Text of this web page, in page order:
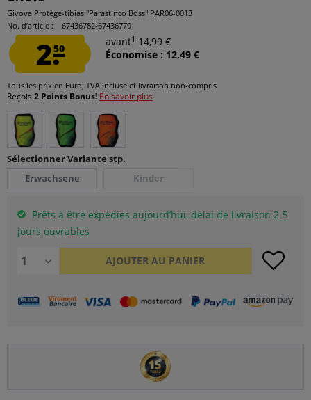
Givova Protège-tibias "Parastinco Boss" PAR06-0013
No. d’article :
67436782-67436779
2.50
avant1 14,99 €
Économise : 12,49 €
Tous les prix en Euro, TVA incluse et livraison non-compris
Reçois 2 Points Bonus! En savoir plus
Sélectionner Variante stp.
Erwachsene
Kinder
Prêts à être expédies aujourd’hui, délai de livraison 2-5
jours ouvrables
AJOUTER AU PANIER